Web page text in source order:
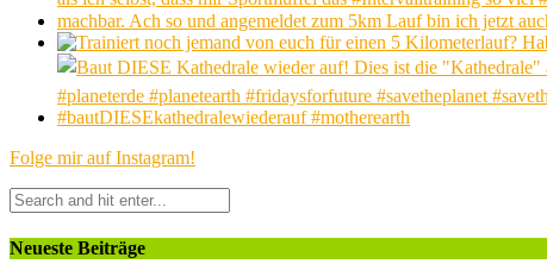
Folge mir auf Instagram!
Neueste Beiträge